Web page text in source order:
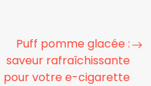
Puff pomme glacée :
saveur rafraîchissante
pour votre e-cigarette